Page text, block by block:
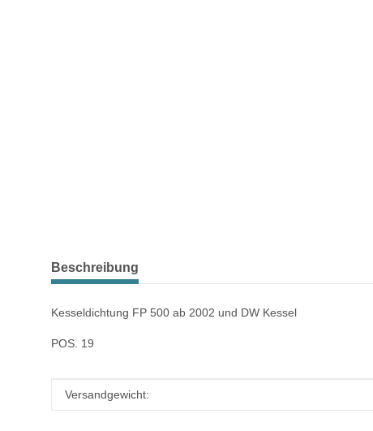
weitere Registerkarten anzeigen
Beschreibung
Kesseldichtung FP 500 ab 2002 und DW Kessel
POS. 19
Produkteigenschaft
Wert
Versandgewicht: